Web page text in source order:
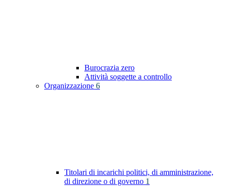
Burocrazia zero
Attività soggette a controllo
Organizzazione 6
Titolari di incarichi politici, di amministrazione,
di direzione o di governo 1